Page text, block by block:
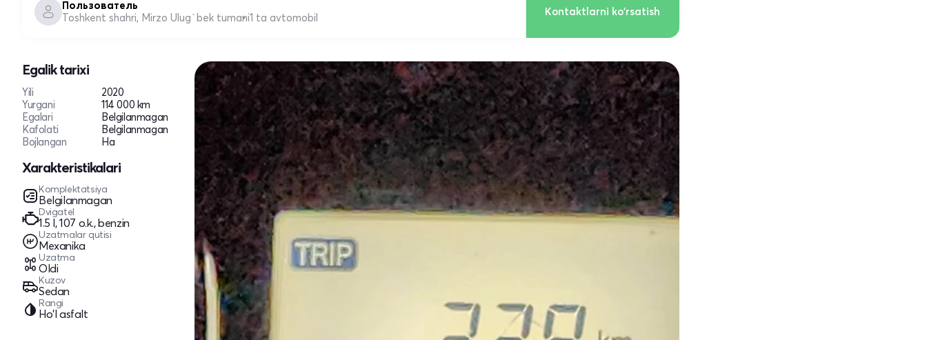
Пользователь
Toshkent shahri, Mirzo Ulug`bek tumani1 ta avtomobil Kontaktlarni ko'rsatish
Egalik tarixi
Yili
2020
Yurgani
114 000 km
Egalari
Belgilanmagan
Kafolati
Belgilanmagan
Bojlangan
Ha
Xarakteristikalari
Komplektatsiya
Belgilanmagan
Dvigatel
1.5 l, 107 o.k., benzin
Uzatmalar qutisi
Mexanika
Uzatma
Oldi
Kuzov
Sedan
Rangi
Ho'l asfalt